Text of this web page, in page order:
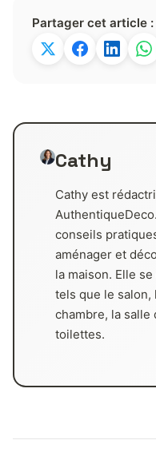
Partager cet article :
Cathy
Cathy est
conseils
aménager et
la maison. Elle
tels que le salon,
chambre, la salle
toilettes.